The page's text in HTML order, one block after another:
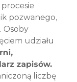
pozwanego,
Osoby
udziału
zapisów.
liczbę